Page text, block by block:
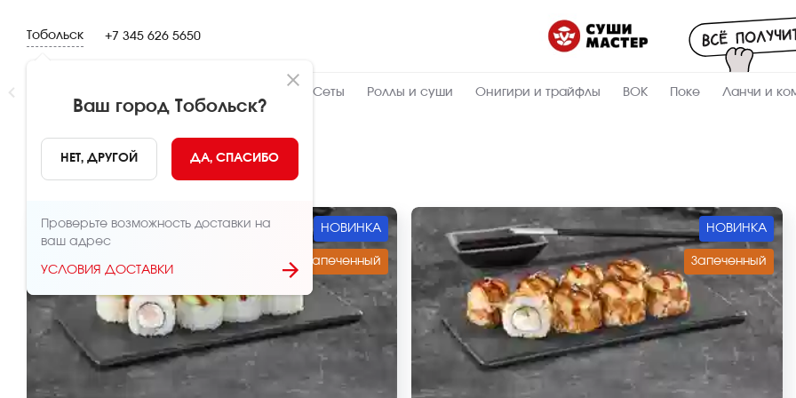
Тобольск
Ваш город Тобольск?
НЕТ, ДРУГОЙ ДА, СПАСИБО
Проверьте возможность доставки на
ваш адрес
УСЛОВИЯ ДОСТАВКИ
+7 345 626 5650
Сеты Роллы и суши Онигири и трайфлы ВОК Поке Ланчи и
👍 Народный
НОВИНКА
Запеченный
НОВИНКА
Запеченный